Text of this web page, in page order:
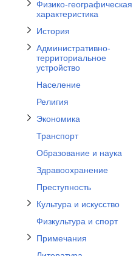
Физико-географическая
характеристика
История
Административно-
территориальное
устройство
Население
Религия
Экономика
Отобразить/Скрыть подраздел Экономика
Транспорт
Образование и наука
Здравоохранение
Преступность
Культура и искусство
Отобразить/Скрыть подраздел Культура и искусство
Физкультура и спорт
Примечания
Отобразить/Скрыть подраздел Примечания